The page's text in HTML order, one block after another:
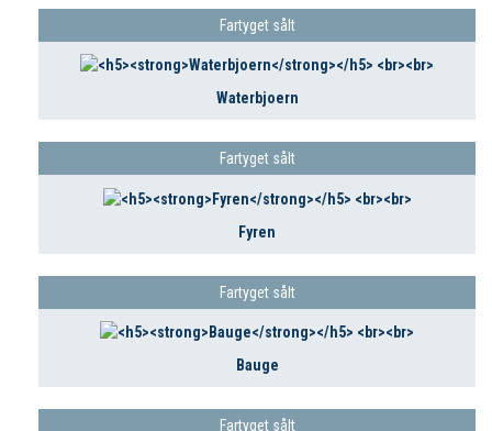
Fartyget sålt
Waterbjoern
Fartyget sålt
Fyren
Fartyget sålt
Bauge
Fartyget sålt